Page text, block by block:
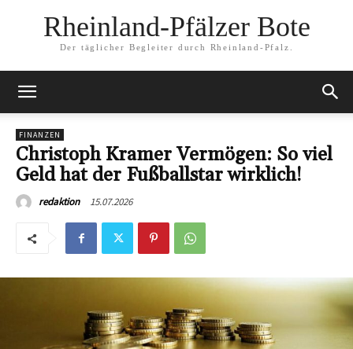
Rheinland-Pfälzer Bote
Der täglicher Begleiter durch Rheinland-Pfalz.
FINANZEN
Christoph Kramer Vermögen: So viel
Geld hat der Fußballstar wirklich!
redaktion 15.07.2026